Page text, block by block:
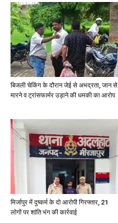
बिजली चेकिंग के दौरान जेई से अभद्रता, जान से
मारने व ट्रांसफार्मर उड़ाने की धमकी का आरोप
मिर्जापुर में दुष्कर्म के दो आरोपी गिरफ्तार, 21
लोगों पर शांति भंग की कार्रवाई